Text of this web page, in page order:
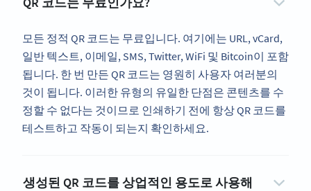
모든 정적 QR 코드는 무료입니다. 여기에는 URL, vCard,
일반 텍스트, 이메일, SMS, Twitter, WiFi 및 Bitcoin이 포함
됩니다. 한 번 만든 QR 코드는 영원히 사용자 여러분의
것이 됩니다. 이러한 유형의 유일한 단점은 콘텐츠를 수
정할 수 없다는 것이므로 인쇄하기 전에 항상 QR 코드를
테스트하고 작동이 되는지 확인하세요.
생성된 QR 코드를 상업적인 용도로 사용해